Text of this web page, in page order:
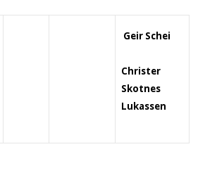
Geir Schei
Christer
Skotnes
Lukassen